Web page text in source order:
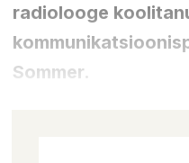
radiolooge
Sommer.